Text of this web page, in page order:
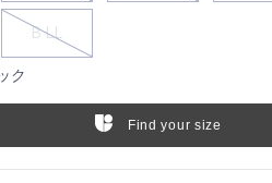
B LL
ク
Find your size